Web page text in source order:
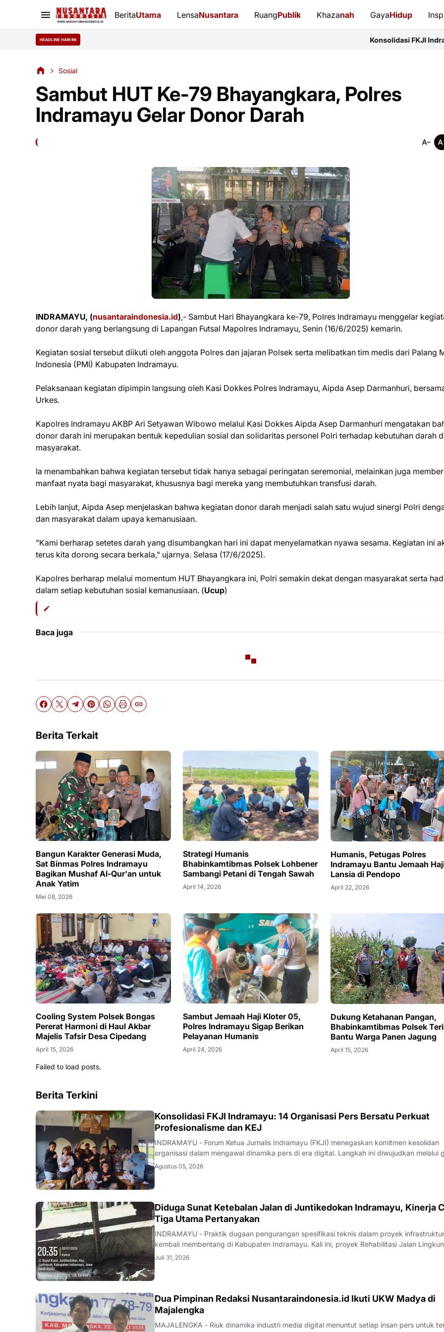
BeritaUtama LensaNusantara RuangPublik Khazanah GayaHidup
HEADLINE HARI INI Konsolidasi FKJI Indramayu: 14
Sosial
Sambut HUT Ke-79 Bhayangkara, Polres
Indramayu Gelar Donor Darah
INDRAMAYU, (nusantaraindonesia.id),- Sambut Hari Bhayangkara ke-79, Polres Indramayu menggelar
donor darah yang berlangsung di Lapangan Futsal Mapolres Indramayu, Senin (16/6/2025) kemarin.
Kegiatan sosial tersebut diikuti oleh anggota Polres dan jajaran Polsek serta melibatkan tim medis dari Palang
Indonesia (PMI) Kabupaten Indramayu.
Pelaksanaan kegiatan dipimpin langsung oleh Kasi Dokkes Polres Indramayu, Aipda Asep Darmanhuri,
Urkes.
Kapolres Indramayu AKBP Ari Setyawan Wibowo melalui Kasi Dokkes Aipda Asep Darmanhuri mengatakan
donor darah ini merupakan bentuk kepedulian sosial dan solidaritas personel Polri terhadap kebutuhan darah
masyarakat.
Ia menambahkan bahwa kegiatan tersebut tidak hanya sebagai peringatan seremonial, melainkan juga
manfaat nyata bagi masyarakat, khususnya bagi mereka yang membutuhkan transfusi darah.
Lebih lanjut, Aipda Asep menjelaskan bahwa kegiatan donor darah menjadi salah satu wujud sinergi Polri
dan masyarakat dalam upaya kemanusiaan.
"Kami berharap setetes darah yang disumbangkan hari ini dapat menyelamatkan nyawa sesama. Kegiatan ini
terus kita dorong secara berkala," ujarnya. Selasa (17/6/2025).
Kapolres berharap melalui momentum HUT Bhayangkara ini, Polri semakin dekat dengan masyarakat serta
dalam setiap kebutuhan sosial kemanusiaan. (Ucup)
Baca juga
Berita Terkait
Bangun Karakter Generasi Muda,
Sat Binmas Polres Indramayu
Bagikan Mushaf Al-Qur'an untuk
Anak Yatim
Mei 08, 2026
Strategi Humanis
Bhabinkamtibmas Polsek Lohbener
Sambangi Petani di Tengah Sawah
April 14, 2026
Humanis, Petugas Polres
Indramayu Bantu Jemaah
Lansia di Pendopo
April 22, 2026
Cooling System Polsek Bongas
Pererat Harmoni di Haul Akbar
Majelis Tafsir Desa Cipedang
April 15, 2026
Sambut Jemaah Haji Kloter 05,
Polres Indramayu Sigap Berikan
Pelayanan Humanis
April 24, 2026
Dukung Ketahanan Pangan,
Bhabinkamtibmas Polsek
Bantu Warga Panen Jagung
April 15, 2026
Failed to load posts.
Berita Terkini
Konsolidasi FKJI Indramayu: 14 Organisasi Pers Bersatu Perkuat
Profesionalisme dan KEJ
INDRAMAYU - Forum Ketua Jurnalis Indramayu (FKJI) menegaskan komitmen kesolidan
organisasi dalam mengawal dinamika pers di era digital. Langkah ini diwujudkan melalui
rapat konsolidasi internal bertempat di Rumah Makan Payoe, Jalan Olahraga,
Agustus 05, 2026
KRIMINAL
Diduga Sunat Ketebalan Jalan di Juntikedokan Indramayu, Kinerja
Tiga Utama Pertanyakan
INDRAMAYU - Praktik dugaan pengurangan spesifikasi teknis dalam proyek
kembali membentang di Kabupaten Indramayu. Kali ini, proyek Rehabilitasi Jalan
Desa Juntikedokan I, Kecamatan Juntinyuat, berada di bawah sorotan tajam lantaran
Juli 31, 2026
Dua Pimpinan Redaksi Nusantaraindonesia.id Ikuti UKW Madya di
Majalengka
MAJALENGKA - Riuk dinamika industri media digital menuntut setiap insan pers untuk